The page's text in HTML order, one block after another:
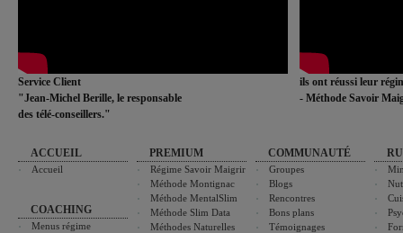
Service Client
"Jean-Michel Berille, le responsable
des télé-conseillers."
ils ont réussi leur
- Méthode Savoir
ACCUEIL
Accueil
COACHING
Menus régime
PREMIUM
Régime Savoir Maigrir
Méthode Montignac
Méthode MentalSlim
Méthode Slim Data
Méthodes Naturelles
COMMUNAUTÉ
Groupes
Blogs
Rencontres
Bons plans
Témoignages